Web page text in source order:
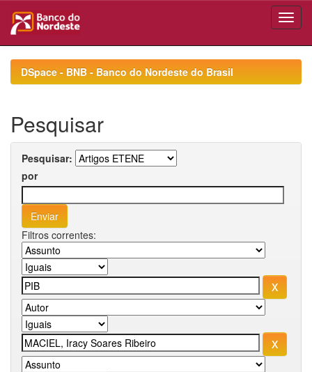
navigationDSpace - BNB - Banco do Nordeste do Brasil
Pesquisar
Pesquisar:
por
Filtros correntes: